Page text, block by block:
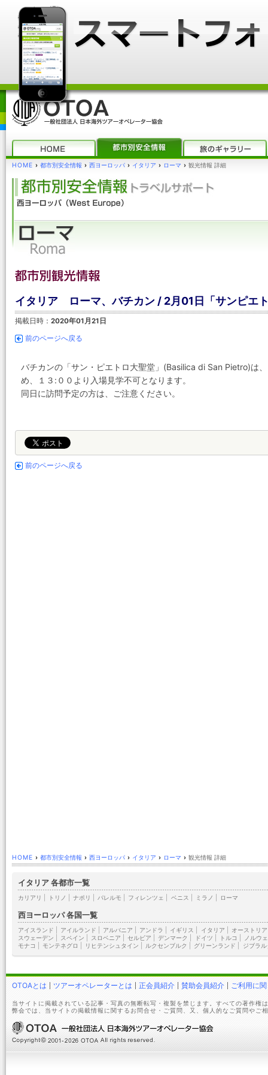
HOME › 都市別安全情報 › 西ヨーロッパ › イタリア › ローマ › 観光情報 詳細
イタリア ローマ、バチカン / 2月01日「サンピエ
掲載日時： 2020年01月21日
前のページへ戻る
バチカンの「サン・ピエトロ大聖堂」(Basilica di San Pietro)は
め、１３:００より入場見学不可となります。
同日に訪問予定の方は、ご注意ください。
前のページへ戻る
HOME › 都市別安全情報 › 西ヨーロッパ › イタリア › ローマ › 観光情報 詳細
イタリア 各都市一覧
カリアリ トリノ ナポリ パレルモ フィレンツェ ベニス ミラノ ローマ
西ヨーロッパ 各国一覧
アイスランド アイルランド アルバニア アンドラ イギリス イタリア オーストリア
スウェーデン
スペイン スロベニア セルビア デンマーク ドイツ トルコ
ノルウ
モナコ
モンテネグロ リヒテンシュタイン ルクセンブルク グリーンランド ジブラル
OTOAとは ツアーオペレーターとは 正会員紹介 賛助会員紹介 ご利用に
当サイトに掲載されている記事・写真の無断転写・複製を禁じます。すべての著作権
弊会では、当サイトの掲載情報に関するお問合せ・ご質問、又、個人的なご質問やご